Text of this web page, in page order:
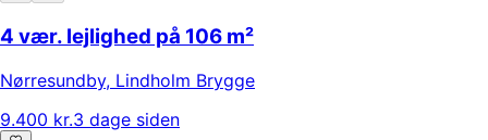
4 vær. lejlighed på 106 m²
Nørresundby, Lindholm Brygge
9.400 kr.3 dage siden